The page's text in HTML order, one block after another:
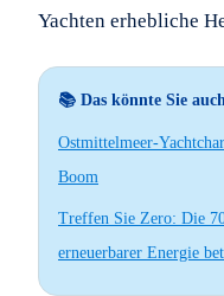
Yachten erhebliche
📚 Das könnte Sie
Ostmittelmeer-
Boom
Treffen Sie Zero: Die
erneuerbarer Energie